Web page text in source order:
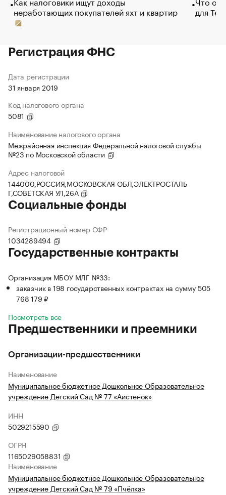
неработающих покупателей яхт и квартир
для
Регистрация ФНС
Дата регистрации
31 января 2019
Код налогового органа
5081
Наименование налогового органа
Межрайонная инспекция Федеральной налоговой службы
№23 по Московской области
Адрес налоговой
144000,РОССИЯ,МОСКОВСКАЯ ОБЛ,ЭЛЕКТРОСТАЛЬ
Г,СОВЕТСКАЯ УЛ,26А
Социальные фонды
Регистрационный номер СФР
1034289494
Государственные контракты
Организация МБОУ МЛГ №33:
заказчик в 198 государственных контрактах на сумму 505
768 179 ₽
Посмотреть все
Предшественники и преемники
Организации-предшественники
Наименование
Муниципальное бюджетное Дошкольное Образовательное
учреждение Детский Сад № 77 «Аистенок»
ИНН
5029215590
ОГРН
1165029058831
Наименование
Муниципальное бюджетное Дошкольное Образовательное
учреждение Детский Сад № 79 «Пчёлка»